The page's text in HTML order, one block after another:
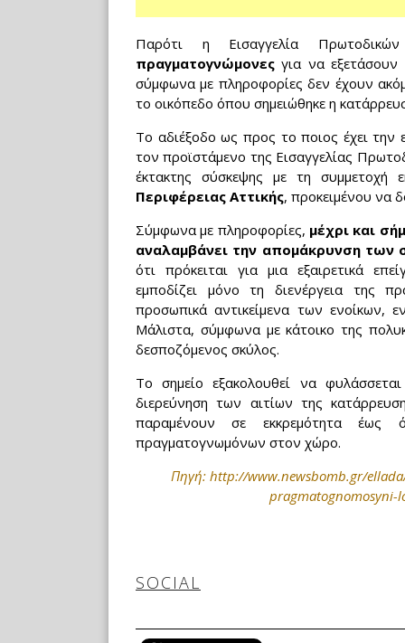
Παρότι η Εισαγγελία
πραγματογνώμονες για να
σύμφωνα με πληροφορίες δεν έχουν
το οικόπεδο όπου σημειώθηκε η
Το αδιέξοδο ως προς το ποιος έχει
τον προϊστάμενο της Εισαγγελίας
έκτακτης σύσκεψης με τη
Περιφέρειας Αττικής, προκειμένου να
Σύμφωνα με πληροφορίες, μέχρι και
αναλαμβάνει την απομάκρυνση των
ότι πρόκειται για μια εξαιρετικά
εμποδίζει μόνο τη διενέργεια της
προσωπικά αντικείμενα των ενοίκων,
Μάλιστα, σύμφωνα με κάτοικο της
δεσποζόμενος σκύλος.
Το σημείο εξακολουθεί να
διερεύνηση των αιτίων της
παραμένουν σε εκκρεμότητα
πραγματογνωμόνων στον χώρο.
Πηγή: http://www.newsbomb.gr/
pragmatognomosyni-
SOCIAL